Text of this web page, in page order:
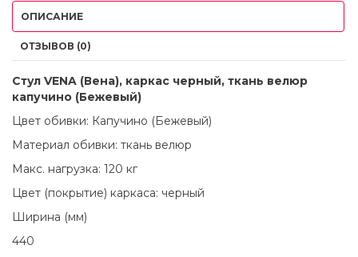
ОПИСАНИЕ
ОТЗЫВОВ (0)
Стул VENA (Вена), каркас черный, ткань велюр
капучино (Бежевый)
Цвет обивки: Капучино (Бежевый)
Материал обивки: ткань велюр
Макс. нагрузка: 120 кг
Цвет (покрытие) каркаса: черный
Ширина (мм)
440